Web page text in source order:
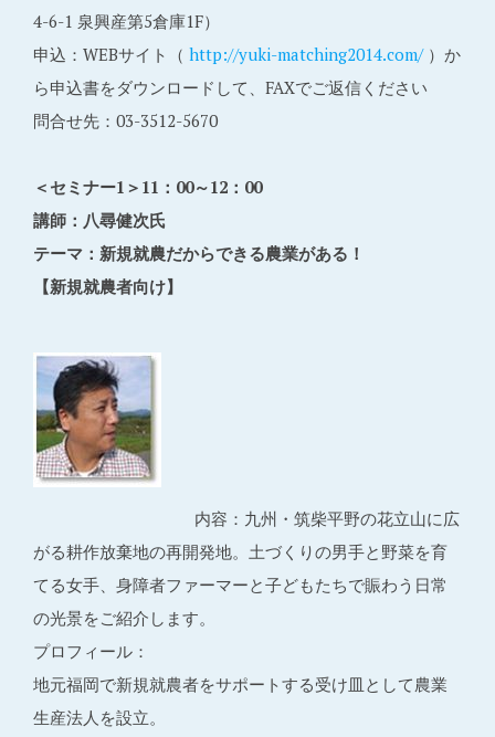
4-6-1 泉興産第5倉庫1F）
申込：WEBサイト（ http://yuki-matching2014.com/）か
ら申込書をダウンロードして、FAXでご返信ください
問合せ先：03-3512-5670
＜セミナー1＞11：00～12：00
講師：八尋健次氏
テーマ：新規就農だからできる農業がある！
【新規就農者向け】
内容：九州・筑柴平野の花立山に広
がる耕作放棄地の再開発地。土づくりの男手と野菜を育
てる女手、身障者ファーマーと子どもたちで賑わう日常
の光景をご紹介します。
プロフィール：
地元福岡で新規就農者をサポートする受け皿として農業
生産法人を設立。